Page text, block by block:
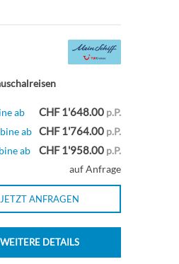
ab CHF 1'648.00 p.P.
ab CHF 1'764.00 p.P.
ab
CHF 1'958.00 p.P.
auf Anfrage
JETZT ANFRAGEN
WEITERE DETAILS